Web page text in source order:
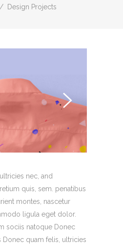
/ Design Projects
nec, and
quis, sem. penatibus
montes, nascetur
ligula eget dolor.
sociis natoque Donec
Donec quam felis, ultricies